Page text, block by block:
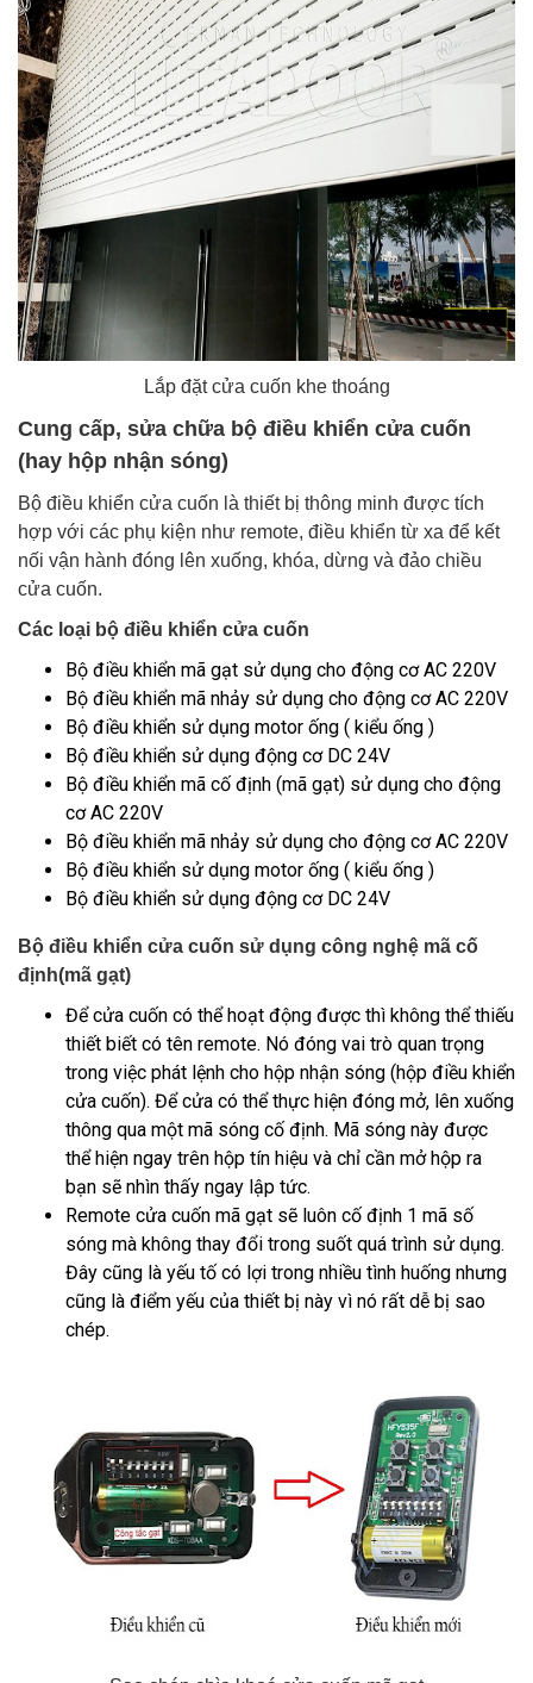
Lắp đặt cửa cuốn khe thoáng
Cung cấp, sửa chữa bộ điều khiển cửa cuốn
(hay hộp nhận sóng)
Bộ điều khiển cửa cuốn là thiết bị thông minh được tích
hợp với các phụ kiện như remote, điều khiển từ xa để kết
nối vận hành đóng lên xuống, khóa, dừng và đảo chiều
cửa cuốn.
Các loại bộ điều khiển cửa cuốn
Bộ điều khiển mã gạt sử dụng cho động cơ AC 220V
Bộ điều khiển mã nhảy sử dụng cho động cơ AC 220V
Bộ điều khiển sử dụng motor ống ( kiểu ống )
Bộ điều khiển sử dụng động cơ DC 24V
Bộ điều khiển mã cố định (mã gạt) sử dụng cho động
cơ AC 220V
Bộ điều khiển mã nhảy sử dụng cho động cơ AC 220V
Bộ điều khiển sử dụng motor ống ( kiểu ống )
Bộ điều khiển sử dụng động cơ DC 24V
Bộ điều khiển cửa cuốn sử dụng công nghệ mã cố
định(mã gạt)
Để cửa cuốn có thể hoạt động được thì không thể thiếu
thiết biết có tên remote. Nó đóng vai trò quan trọng
trong việc phát lệnh cho hộp nhận sóng (hộp điều khiển
cửa cuốn). Để cửa có thể thực hiện đóng mở, lên xuống
thông qua một mã sóng cố định. Mã sóng này được
thể hiện ngay trên hộp tín hiệu và chỉ cần mở hộp ra
bạn sẽ nhìn thấy ngay lập tức.
Remote cửa cuốn mã gạt sẽ luôn cố định 1 mã số
sóng mà không thay đổi trong suốt quá trình sử dụng.
Đây cũng là yếu tố có lợi trong nhiều tình huống nhưng
cũng là điểm yếu của thiết bị này vì nó rất dễ bị sao
chép.